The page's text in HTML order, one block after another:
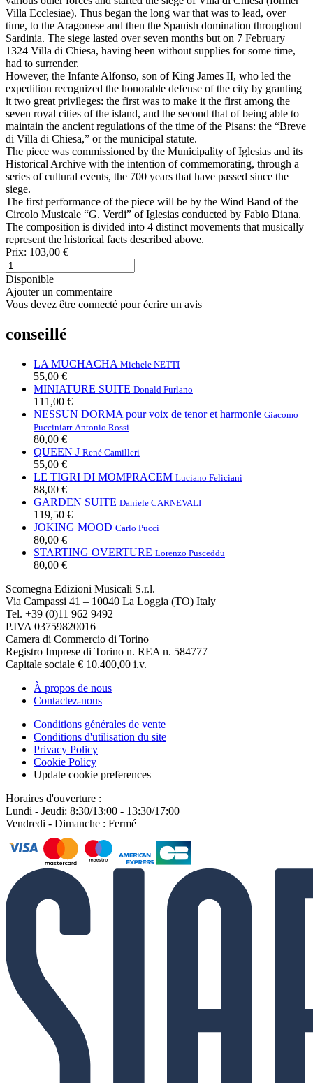
Villa Ecclesiae). Thus began the long war that was to lead, over
time, to the Aragonese and then the Spanish domination throughout
Sardinia. The siege lasted over seven months but on 7 February
1324 Villa di Chiesa, having been without supplies for some time,
had to surrender.
However, the Infante Alfonso, son of King James II, who led the
expedition recognized the honorable defense of the city by granting
it two great privileges: the first was to make it the first among the
seven royal cities of the island, and the second that of being able to
maintain the ancient regulations of the time of the Pisans: the “Breve
di Villa di Chiesa,” or the municipal statute.
The piece was commissioned by the Municipality of Iglesias and its
Historical Archive with the intention of commemorating, through a
series of cultural events, the 700 years that have passed since the
siege.
The first performance of the piece will be by the Wind Band of the
Circolo Musicale “G. Verdi” of Iglesias conducted by Fabio Diana.
The composition is divided into 4 distinct movements that musically
represent the historical facts described above.
Prix: 103,00 €
Disponible
Ajouter un commentaire
Vous devez être connecté pour écrire un avis
conseillé
LA MUCHACHA Michele NETTI
55,00 €
MINIATURE SUITE Donald Furlano
111,00 €
NESSUN DORMA pour voix de tenor et harmonie Giacomo
Pucciniarr. Antonio Rossi
80,00 €
QUEEN J René Camilleri
55,00 €
LE TIGRI DI MOMPRACEM Luciano Feliciani
88,00 €
GARDEN SUITE Daniele CARNEVALI
119,50 €
JOKING MOOD Carlo Pucci
80,00 €
STARTING OVERTURE Lorenzo Pusceddu
80,00 €
Scomegna Edizioni Musicali S.r.l.
Via Campassi 41 – 10040 La Loggia (TO) Italy
Tel. +39 (0)11 962 9492
P.IVA 03759820016
Camera di Commercio di Torino
Registro Imprese di Torino n. REA n. 584777
Capitale sociale € 10.400,00 i.v.
À propos de nous
Contactez-nous
Conditions générales de vente
Conditions d'utilisation du site
Privacy Policy
Cookie Policy
Update cookie preferences
Horaires d'ouverture :
Lundi - Jeudi: 8:30/13:00 - 13:30/17:00
Vendredi - Dimanche : Fermé